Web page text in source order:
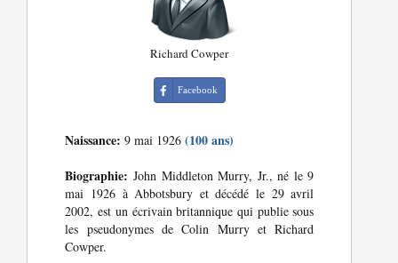
Richard Cowper
Facebook
Naissance: 9 mai 1926(100 ans)
Biographie: John Middleton Murry, Jr., né le 9
mai 1926 à Abbotsbury et décédé le 29 avril
2002, est un écrivain britannique qui publie sous
les pseudonymes de Colin Murry et Richard
Cowper.